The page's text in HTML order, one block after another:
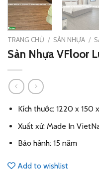
TRANG CHỦ / SÀN NHỰA /
Sàn Nhựa VFloor
Kích thước: 1220 x 150
Xuất xứ: Made In
Bảo hành: 15 năm
Add to wishlist